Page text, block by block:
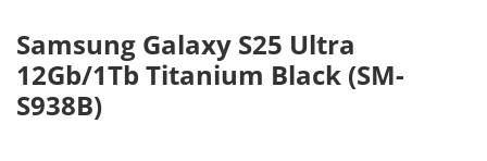
Samsung Galaxy S25 Ultra
12Gb/1Tb Titanium Black (SM-
S938B)